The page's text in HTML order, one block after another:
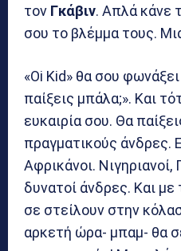
τον Γκάβιν. Απλά κάνε
σου το βλέμμα τους.
«Οi Kid» θα σου
παίξεις μπάλα;». Και
ευκαιρία σου. Θα
πραγματικούς άνδρες.
Αφρικάνοι. Νιγηριανοί,
δυνατοί άνδρες. Και
σε στείλουν στην
αρκετή ώρα- μπαμ- θα